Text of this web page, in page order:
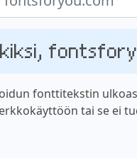
fonttitekstin
tai se ei